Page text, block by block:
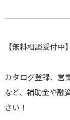
【無料相談受付中】
カタログ登録、営
など、補助金や融
さい！